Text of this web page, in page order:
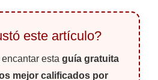
este artículo?
esta guía gratuita
mejor calificados por